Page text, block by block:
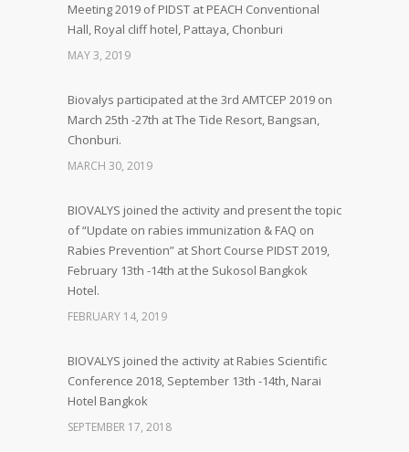
Meeting 2019 of PIDST at PEACH Conventional
Hall, Royal cliff hotel, Pattaya, Chonburi
MAY 3, 2019
Biovalys participated at the 3rd AMTCEP 2019 on
March 25th -27th at The Tide Resort, Bangsan,
Chonburi.
MARCH 30, 2019
BIOVALYS joined the activity and present the topic
of “Update on rabies immunization & FAQ on
Rabies Prevention” at Short Course PIDST 2019,
February 13th -14th at the Sukosol Bangkok
Hotel.
FEBRUARY 14, 2019
BIOVALYS joined the activity at Rabies Scientific
Conference 2018, September 13th -14th, Narai
Hotel Bangkok
SEPTEMBER 17, 2018